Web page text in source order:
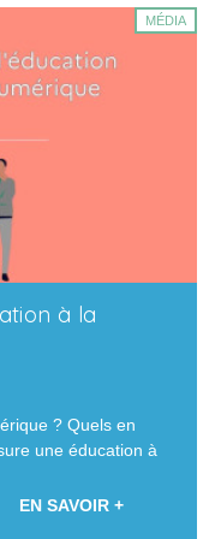
MÉDIA
à la
? Quels en
une éducation à
EN SAVOIR +